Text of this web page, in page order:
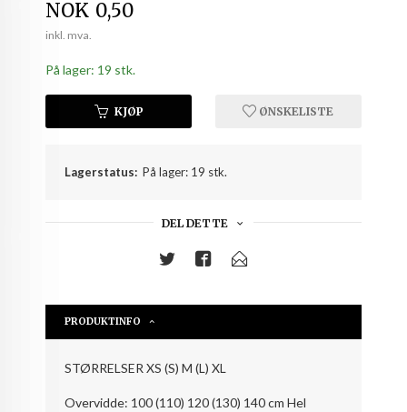
Pris
NOK 0,50
inkl. mva.
På lager: 19 stk.
KJØP ØNSKELISTE
Lagerstatus: På lager: 19 stk.
DEL DETTE
PRODUKTINFO
STØRRELSER XS (S) M (L) XL
Overvidde: 100 (110) 120 (130) 140 cm Hel